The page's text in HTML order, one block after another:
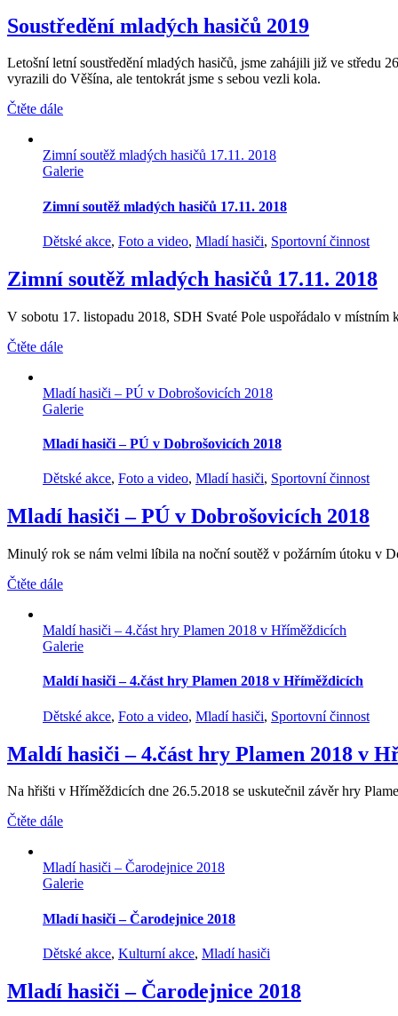
Soustředění mladých hasičů 2019
Letošní letní soustředění mladých hasičů, jsme zahájili již ve středu
vyrazili do Věšína, ale tentokrát jsme s sebou vezli kola.
Čtěte dále
Zimní soutěž mladých hasičů 17.11. 2018
Galerie
Zimní soutěž mladých hasičů 17.11. 2018
Dětské akce, Foto a video, Mladí hasiči, Sportovní činnost
Zimní soutěž mladých hasičů 17.11. 2018
V sobotu 17. listopadu 2018, SDH Svaté Pole uspořádalo v místním
Čtěte dále
Mladí hasiči – PÚ v Dobrošovicích 2018
Galerie
Mladí hasiči – PÚ v Dobrošovicích 2018
Dětské akce, Foto a video, Mladí hasiči, Sportovní činnost
Mladí hasiči – PÚ v Dobrošovicích 2018
Minulý rok se nám velmi líbila na noční soutěž v požárním útoku v
Čtěte dále
Maldí hasiči – 4.část hry Plamen 2018 v Hříměždicích
Galerie
Maldí hasiči – 4.část hry Plamen 2018 v Hříměždicích
Dětské akce, Foto a video, Mladí hasiči, Sportovní činnost
Maldí hasiči – 4.část hry Plamen 2018 v
Na hřišti v Hříměždicích dne 26.5.2018 se uskutečnil závěr hry
Čtěte dále
Mladí hasiči – Čarodejnice 2018
Galerie
Mladí hasiči – Čarodejnice 2018
Dětské akce, Kulturní akce, Mladí hasiči
Mladí hasiči – Čarodejnice 2018